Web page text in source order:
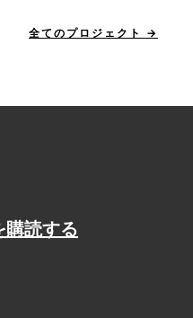
全てのプロジェクト
購読する